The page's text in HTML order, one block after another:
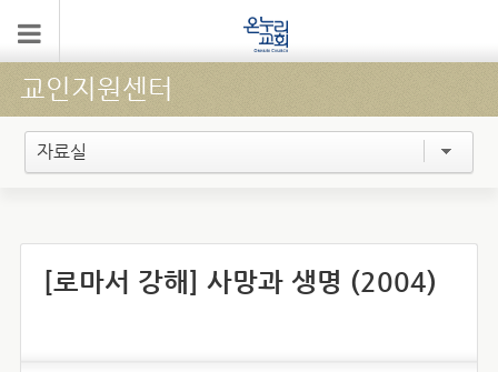
교인지원센터
자료실
[로마서 강해] 사망과 생명 (2004)